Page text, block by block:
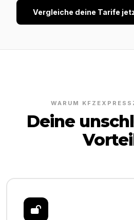
Vergleiche deine Tarife
WARUM
Deine